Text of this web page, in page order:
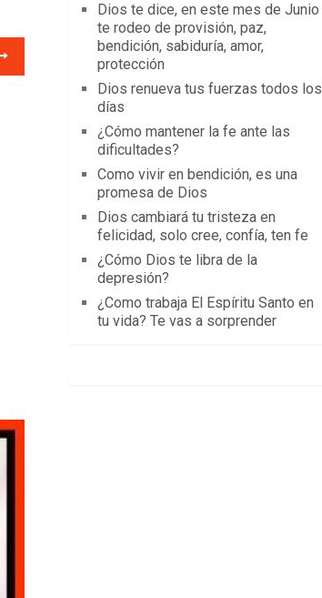
Dios te dice, en este mes de Junio
te rodeo de provisión, paz,
bendición, sabiduría, amor,
protección
Dios renueva tus fuerzas todos los
días
¿Cómo mantener la fe ante las
dificultades?
Como vivir en bendición, es una
promesa de Dios
Dios cambiará tu tristeza en
felicidad, solo cree, confía, ten fe
¿Cómo Dios te libra de la
depresión?
¿Como trabaja El Espíritu Santo en
tu vida? Te vas a sorprender